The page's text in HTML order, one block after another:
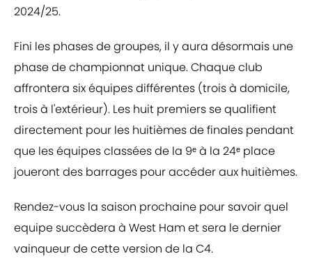
2024/25.
Fini les phases de groupes, il y aura désormais une
phase de championnat unique. Chaque club
affrontera six équipes différentes (trois à domicile,
trois à l'extérieur). Les huit premiers se qualifient
directement pour les huitièmes de finales pendant
que les équipes classées de la 9ᵉ à la 24ᵉ place
joueront des barrages pour accéder aux huitièmes.
Rendez-vous la saison prochaine pour savoir quel
equipe succèdera à West Ham et sera le dernier
vainqueur de cette version de la C4.